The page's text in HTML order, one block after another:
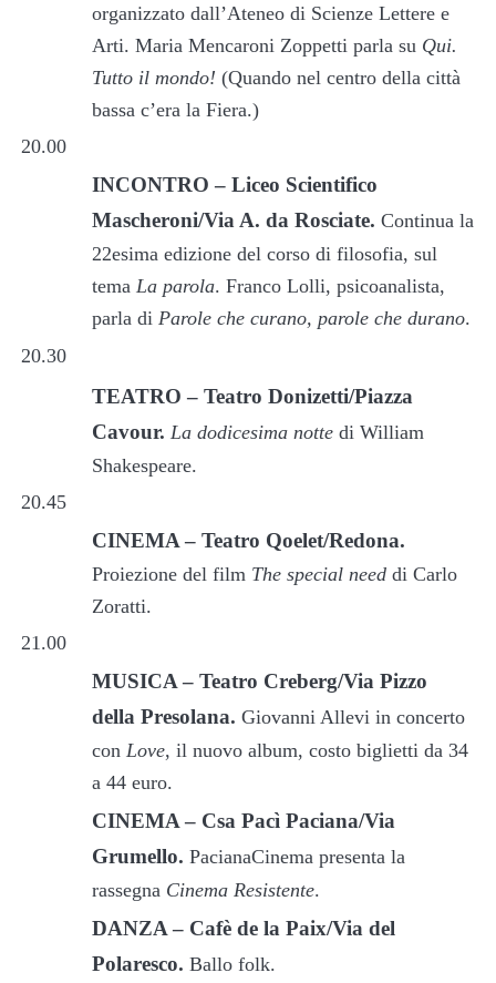
organizzato dall’Ateneo di Scienze Lettere e
Arti. Maria Mencaroni Zoppetti parla su Qui.
Tutto il mondo! (Quando nel centro della città
bassa c’era la Fiera.)
20.00
INCONTRO – Liceo Scientifico
Mascheroni/Via A. da Rosciate. Continua la
22esima edizione del corso di filosofia, sul
tema La parola. Franco Lolli, psicoanalista,
parla di Parole che curano, parole che durano.
20.30
TEATRO – Teatro Donizetti/Piazza
Cavour. La dodicesima notte di William
Shakespeare.
20.45
CINEMA – Teatro Qoelet/Redona.
Proiezione del film The special need di Carlo
Zoratti.
21.00
MUSICA – Teatro Creberg/Via Pizzo
della Presolana. Giovanni Allevi in concerto
con Love, il nuovo album, costo biglietti da 34
a 44 euro.
CINEMA – Csa Pacì Paciana/Via
Grumello. PacianaCinema presenta la
rassegna Cinema Resistente.
DANZA – Cafè de la Paix/Via del
Polaresco. Ballo folk.